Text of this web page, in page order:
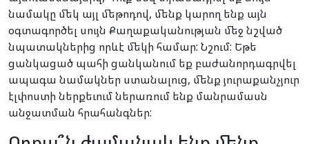
նամակը մեկ այլ մեթոդով, մենք կարող ենք այն
օգտագործել սույն Քաղաքականության մեջ նշված
նպատակներից որևէ մեկի համար: Նշում: Եթե
ցանկացած պահի ցանկանում եք բաժանորդագրվել
ապագա նամակներ ստանալուց, մենք յուրաքանչյուր
էլփոստի ներքեւում ներառում ենք մանրամասն
անջատման հրահանգներ: